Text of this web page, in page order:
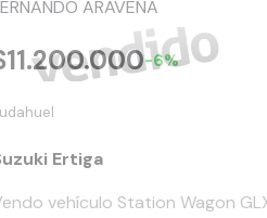
ARAVENA
Ertiga
vehículo Station Wagon
-6%